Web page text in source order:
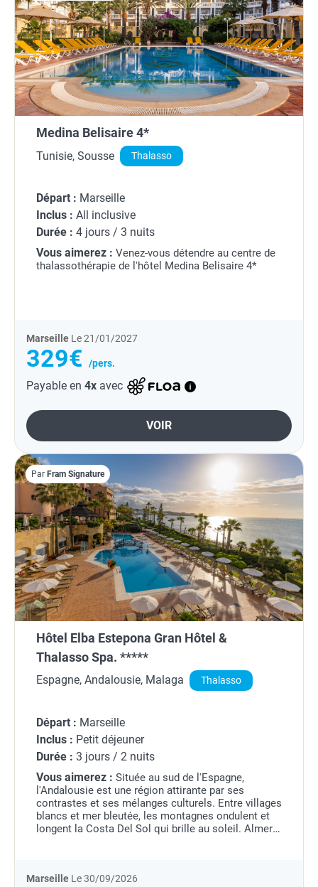
Medina Belisaire 4*
Tunisie, Sousse Thalasso
Départ : Marseille
Inclus : All inclusive
Durée : 4 jours / 3 nuits
Vous aimerez : Venez-vous détendre au centre de
thalassothérapie de l'hôtel Medina Belisaire 4*
Marseille Le 21/01/2027
329€ /pers.
Payable en 4x avec
VOIR
Par Fram Signature
Hôtel Elba Estepona Gran Hôtel &
Thalasso Spa. *****
Espagne, Andalousie, Malaga Thalasso
Départ : Marseille
Inclus : Petit déjeuner
Durée : 3 jours / 2 nuits
Vous aimerez : Située au sud de l'Espagne,
l'Andalousie est une région attirante par ses
contrastes et ses mélanges culturels. Entre villages
blancs et mer bleutée, les montagnes ondulent et
longent la Costa Del Sol qui brille au soleil. Almeria
Marseille Le 30/09/2026